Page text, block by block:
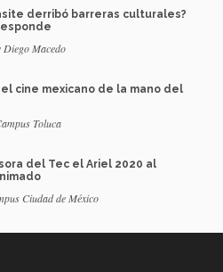
derribó barreras culturales?
Diego Macedo
el cine mexicano de la mano del
Toluca
del Tec el Ariel 2020 al
Ciudad de México